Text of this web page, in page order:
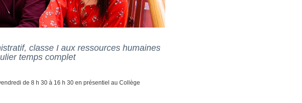
classe I aux ressources humaines
temps complet
de 8 h 30 à 16 h 30 en présentiel au Collège